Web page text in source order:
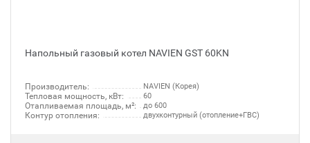
Напольный газовый котел NAVIEN GST 60KN
Производитель: NAVIEN (Корея)
Тепловая мощность, кВт: 60
Отапливаемая площадь, м²: до 600
Контур отопления: двухконтурный (отопление+ГВС)